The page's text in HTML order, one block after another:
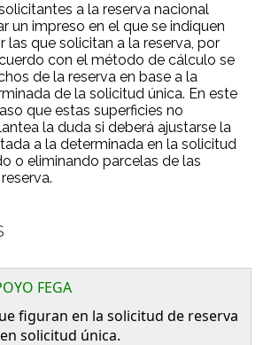
a la reserva nacional
un impreso en el que se indiquen
las que solicitan a la reserva, por
con el método de cálculo se
de la reserva en base a la
de la solicitud única. En este
que estas superficies no
la duda si deberá ajustarse la
a la determinada en la solicitud
o eliminando parcelas de las
FEGA
figuran en la solicitud de reserva
solicitud única.